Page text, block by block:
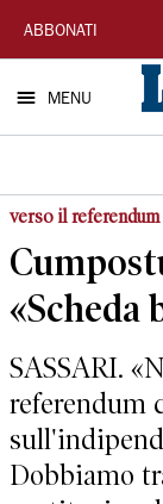
La
Nuova
Sardegna
ABBONATI
MENU
verso il referendum
«Scheda
SASSARI.
referendum
Dobbiamo